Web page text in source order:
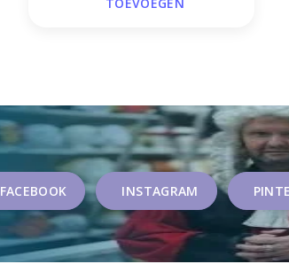
TOEVOEGEN
FACEBOOK INSTAGRAM